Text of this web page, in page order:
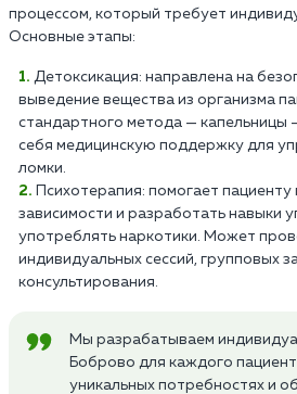
процессом, который требует
Основные этапы:
Детоксикация: направлена на
выведение вещества из организма
стандартного метода — капельницы
себя медицинскую поддержку для
ломки.
Психотерапия: помогает
зависимости и разработать навыки
употреблять наркотики. Может
индивидуальных сессий, групповых
консультирования.
Мы разрабатываем
Боброво для каждого
уникальных потребностях и